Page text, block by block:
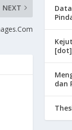
NEXT
dan